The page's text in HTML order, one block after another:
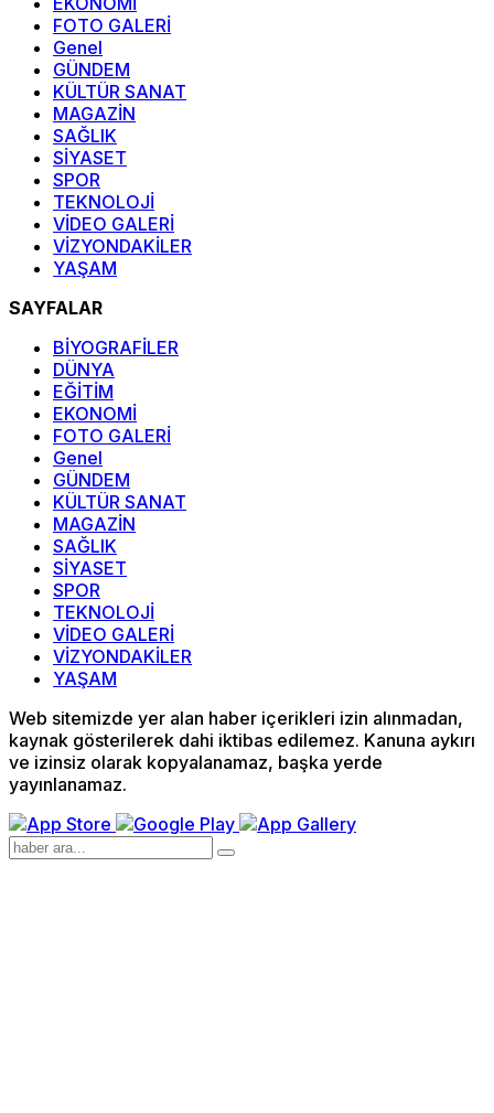
FOTO GALERİ
Genel
GÜNDEM
KÜLTÜR SANAT
MAGAZİN
SAĞLIK
SİYASET
SPOR
TEKNOLOJİ
VİDEO GALERİ
VİZYONDAKİLER
YAŞAM
SAYFALAR
BİYOGRAFİLER
DÜNYA
EĞİTİM
EKONOMİ
FOTO GALERİ
Genel
GÜNDEM
KÜLTÜR SANAT
MAGAZİN
SAĞLIK
SİYASET
SPOR
TEKNOLOJİ
VİDEO GALERİ
VİZYONDAKİLER
YAŞAM
Web sitemizde yer alan haber içerikleri izin alınmadan,
kaynak gösterilerek dahi iktibas edilemez. Kanuna aykırı
ve izinsiz olarak kopyalanamaz, başka yerde
yayınlanamaz.